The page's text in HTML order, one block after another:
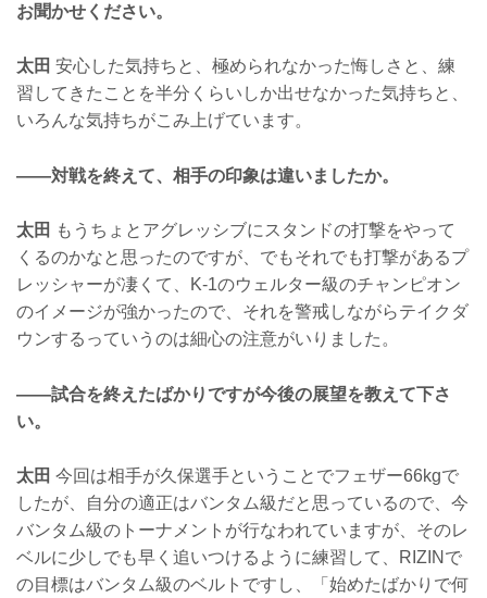
お聞かせください。
太田 安心した気持ちと、極められなかった悔しさと、練
習してきたことを半分くらいしか出せなかった気持ちと、
いろんな気持ちがこみ上げています。
——対戦を終えて、相手の印象は違いましたか。
太田 もうちょとアグレッシブにスタンドの打撃をやって
くるのかなと思ったのですが、でもそれでも打撃があるプ
レッシャーが凄くて、K-1のウェルター級のチャンピオン
のイメージが強かったので、それを警戒しながらテイクダ
ウンするっていうのは細心の注意がいりました。
——試合を終えたばかりですが今後の展望を教えて下さ
い。
太田 今回は相手が久保選手ということでフェザー66kgで
したが、自分の適正はバンタム級だと思っているので、今
バンタム級のトーナメントが行なわれていますが、そのレ
ベルに少しでも早く追いつけるように練習して、RIZINで
の目標はバンタム級のベルトですし、「始めたばかりで何